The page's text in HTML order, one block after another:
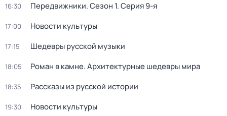
16:30 Передвижники. Сезон 1. Серия 9-я
17:00 Новости культуры
17:15 Шедевры русской музыки
18:05 Роман в камне. Архитектурные шедевры мира
18:35 Рассказы из русской истории
19:30 Новости культуры